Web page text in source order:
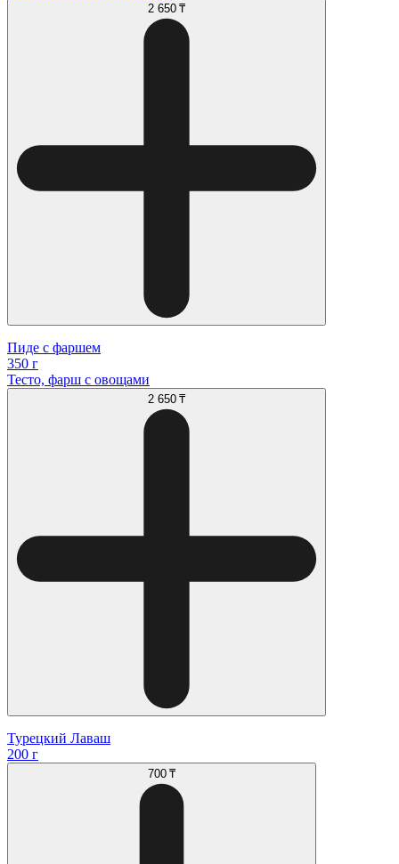
2 650 ₸
Пиде с фаршем
350 г
Тесто, фарш с овощами
2 650 ₸
Турецкий Лаваш
200 г
700 ₸